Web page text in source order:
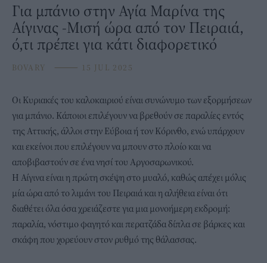
Για μπάνιο στην Αγία Μαρίνα της
Αίγινας -Μισή ώρα από τον Πειραιά,
ό,τι πρέπει για κάτι διαφορετικό
BOVARY ⸻ 15 JUL 2025
Οι Κυριακές του καλοκαιριού είναι συνώνυμο των εξορμήσεων
για μπάνιο. Κάποιοι επιλέγουν να βρεθούν σε παραλίες εντός
της Αττικής, άλλοι στην Εύβοια ή τον Κόρινθο, ενώ υπάρχουν
και εκείνοι που επιλέγουν να μπουν στο πλοίο και να
αποβιβαστούν σε ένα νησί του Αργοσαρωνικού.
Η Αίγινα είναι η πρώτη σκέψη στο μυαλό, καθώς απέχει μόλις
μία ώρα από το λιμάνι του Πειραιά και η αλήθεια είναι ότι
διαθέτει όλα όσα χρειάζεστε για μια μονοήμερη εκδρομή:
παραλία, νόστιμο φαγητό και περατζάδα δίπλα σε βάρκες και
σκάφη που χορεύουν στον ρυθμό της θάλασσας.